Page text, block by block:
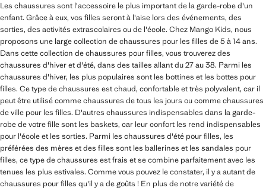
Les chaussures sont l'accessoire le plus important de la garde-robe d'un
enfant. Grâce à eux, vos filles seront à l'aise lors des événements, des
sorties, des activités extrascolaires ou de l'école. Chez Mango Kids, nous
proposons une large collection de chaussures pour les filles de 5 à 14 ans.
Dans cette collection de chaussures pour filles, vous trouverez des
chaussures d'hiver et d'été, dans des tailles allant du 27 au 38. Parmi les
chaussures d'hiver, les plus populaires sont les bottines et les bottes pour
filles. Ce type de chaussures est chaud, confortable et très polyvalent, car il
peut être utilisé comme chaussures de tous les jours ou comme chaussures
de ville pour les filles. D'autres chaussures indispensables dans la garde-
robe de votre fille sont les baskets, car leur confort les rend indispensables
pour l'école et les sorties. Parmi les chaussures d'été pour filles, les
préférées des mères et des filles sont les ballerines et les sandales pour
filles, ce type de chaussures est frais et se combine parfaitement avec les
tenues les plus estivales. Comme vous pouvez le constater, il y a autant de
chaussures pour filles qu'il y a de goûts ! En plus de notre variété de